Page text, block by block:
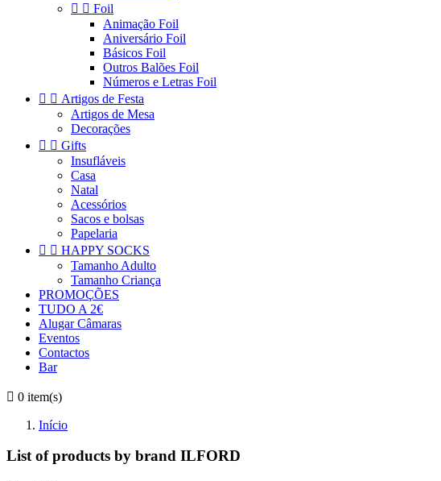
  Foil
Animação Foil
Aniversário Foil
Básicos Foil
Outros Balões Foil
Números e Letras Foil
  Artigos de Festa
Artigos de Mesa
Decorações
  Gifts
Insufláveis
Casa
Natal
Acessórios
Sacos e bolsas
Papelaria
  HAPPY SOCKS
Tamanho Adulto
Tamanho Criança
PROMOÇÕES
TUDO A 2€
Alugar Câmaras
Eventos
Contactos
Bar
 0 item(s)
Início
List of products by brand ILFORD